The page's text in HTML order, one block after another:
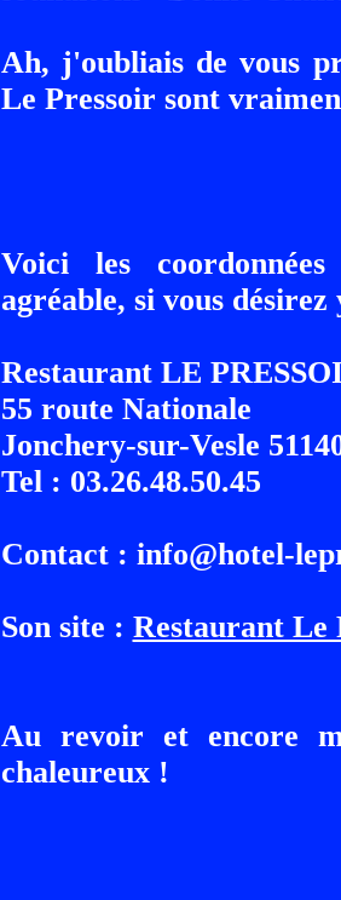
Ah, j'oubliais de vous
Le Pressoir sont
Voici les
agréable, si vous
Restaurant LE
55 route Nationale
Jonchery-sur-Vesle
Tel : 03.26.48.50.45
Contact : info@hotel-
Son site : Restaurant Le
Au revoir et encore
chaleureux !